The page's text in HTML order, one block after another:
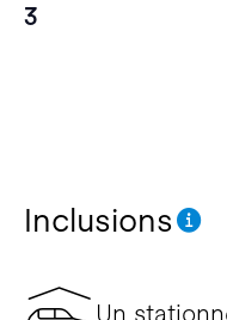
Inclusions
Un
3